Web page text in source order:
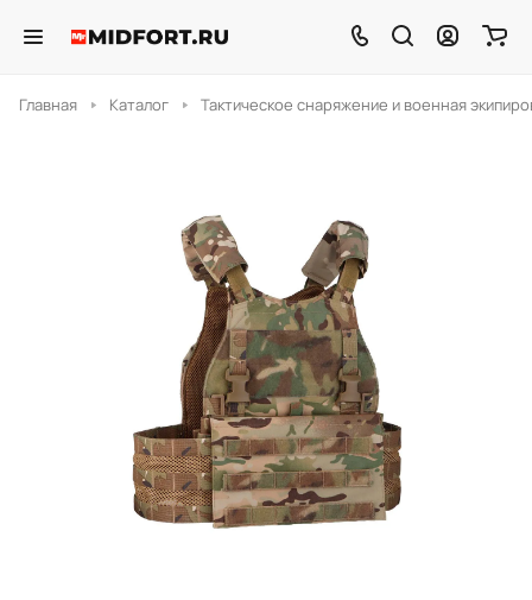
Главная Каталог Тактическое снаряжение и военная